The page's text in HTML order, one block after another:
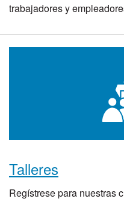
trabajadores y
Talleres
Regístrese para nuestras